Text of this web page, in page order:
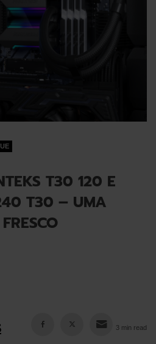
T30 120 E
T30 – UMA
3 min read